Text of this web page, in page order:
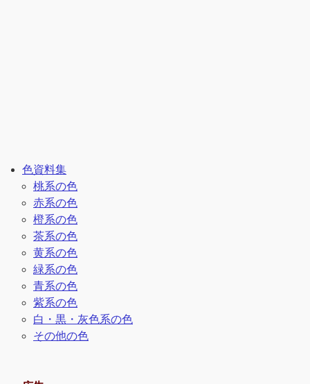
色資料集
桃系の色
赤系の色
橙系の色
茶系の色
黄系の色
緑系の色
青系の色
紫系の色
白・黒・灰色系の色
その他の色